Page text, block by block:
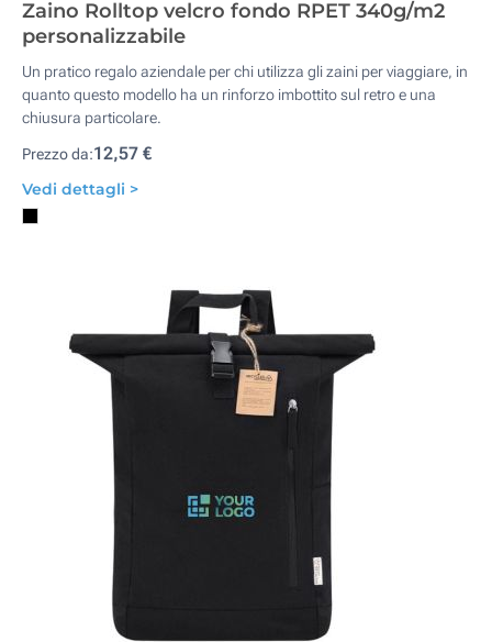
Zaino Rolltop velcro fondo RPET 340g/m2
personalizzabile
Un pratico regalo aziendale per chi utilizza gli zaini per viaggiare, in
quanto questo modello ha un rinforzo imbottito sul retro e una
chiusura particolare.
Prezzo da:12,57 €
Vedi dettagli >